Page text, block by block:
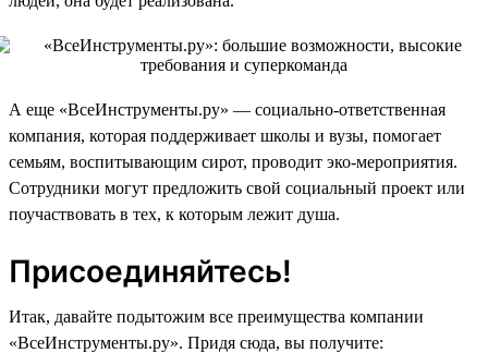
А еще «ВсеИнструменты.ру» — социально-ответственная
компания, которая поддерживает школы и вузы, помогает
семьям, воспитывающим сирот, проводит эко-мероприятия.
Сотрудники могут предложить свой социальный проект или
поучаствовать в тех, к которым лежит душа.
Присоединяйтесь!
Итак, давайте подытожим все преимущества компании
«ВсеИнструменты.ру». Придя сюда, вы получите: